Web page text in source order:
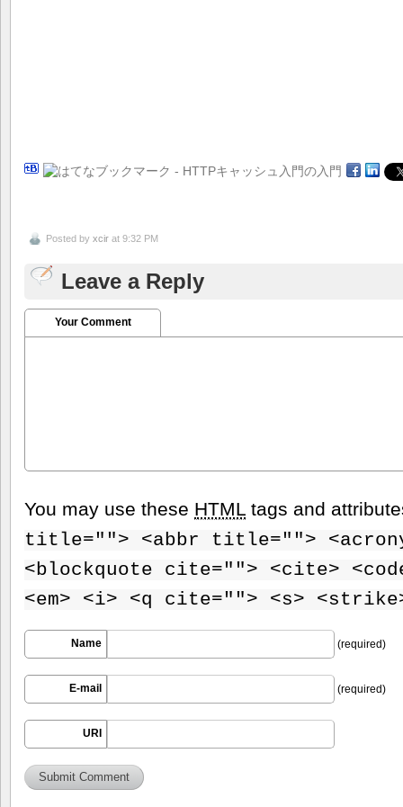
Posted by xcir at 9:32 PM
Leave a Reply
Your Comment
You may use these HTML tags and
title=""> <abbr title="">
<blockquote cite=""> <cite>
<em> <i> <q cite=""> <s>
Name (required)
E-mail (required)
URI